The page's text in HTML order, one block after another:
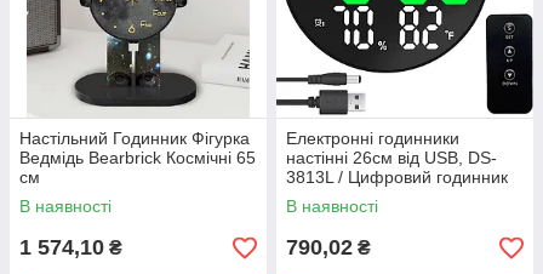
Настільний Годинник Фігурка
Ведмідь Bearbrick Космічні 65
см
В наявності
1 574,10 ₴
Електронні годинники
настінні 26см від USB, DS-
3813L / Цифровий годинник
на стіну / Настільний LED
В наявності
790,02 ₴